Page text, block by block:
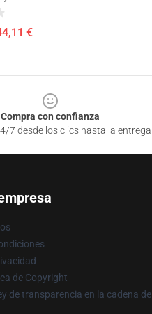
€
Compra con confianza
7 desde los clics hasta la entrega
de Copyright
de transparencia en la cadena de